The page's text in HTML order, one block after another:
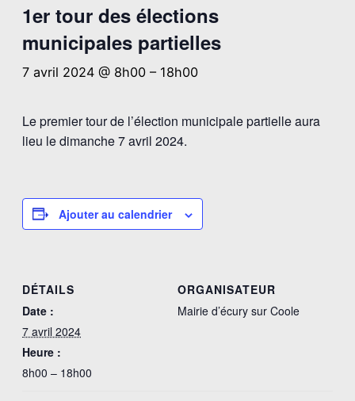
1er tour des élections
municipales partielles
7 avril 2024 @ 8h00 – 18h00
Le premier tour de l’élection municipale partielle aura
lieu le dimanche 7 avril 2024.
Ajouter au calendrier
DÉTAILS
Date :
7 avril 2024
Heure :
8h00 – 18h00
ORGANISATEUR
Mairie d’écury sur Coole